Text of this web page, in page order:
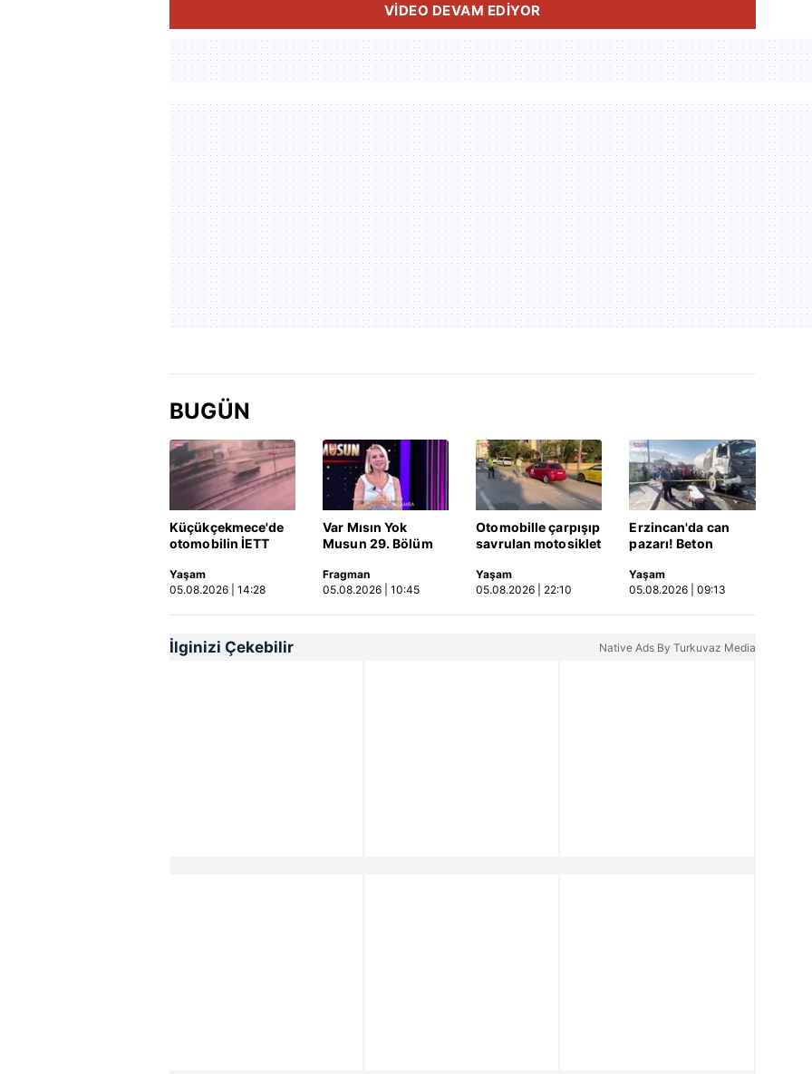
VİDEO DEVAM EDİYOR
BUGÜN
Küçükçekmece'de
otomobilin İETT
kaza kamerada |
Video
Yaşam
05.08.2026 | 14:28
Var Mısın Yok
Musun 29. Bölüm
yayınlandı | Video
Fragman
05.08.2026 | 10:45
Otomobille çarpışıp
savrulan motosiklet
çarptı: 2 yaralı
Yaşam
05.08.2026 | 22:10
Erzincan'da can
pazarı! Beton
SUV'da anne ve
kızları ağır
Yaşam
05.08.2026 | 09:13
İlginizi Çekebilir Native Ads By Turkuvaz Media